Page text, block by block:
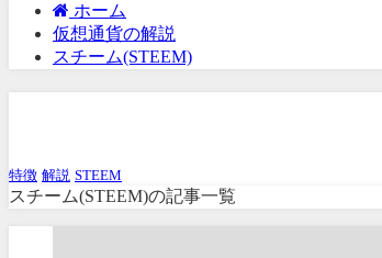
ホーム
仮想通貨の解説
スチーム(STEEM)
特徴 解説 STEEM
スチーム(STEEM)の記事一覧